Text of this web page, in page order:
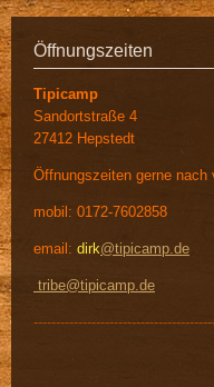
Öffnungszeiten
Tipicamp
Sandortstraße 4
27412 Hepstedt
Öffnungszeiten gerne nach
mobil: 0172-7602858
email: dirk@tipicamp.de
tribe@tipicamp.de